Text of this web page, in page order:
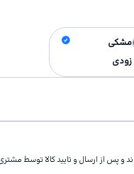
مشکی
زودی
و پس از ارسال و تاييد كالا توسط